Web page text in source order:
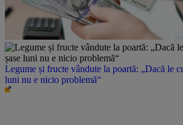
Legume și fructe vândute la poartă: „Dacă le
luni nu e nicio problemă“